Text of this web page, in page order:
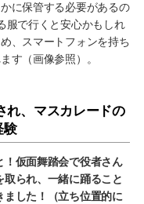
に保管する必要があるの
服で行くと安心かもしれ
、スマートフォンを持ち
す（画像参照）。
れ、マスカレードの
験
！仮面舞踏会で役者さん
取られ、一緒に踊ること
ました！（立ち位置的に